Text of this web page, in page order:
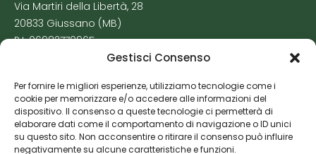
Gestisci Consenso
Per fornire le migliori esperienze, utilizziamo tecnologie come i
cookie per memorizzare e/o accedere alle informazioni del
dispositivo. Il consenso a queste tecnologie ci permetterà di
elaborare dati come il comportamento di navigazione o ID unici
su questo sito. Non acconsentire o ritirare il consenso può influire
negativamente su alcune caratteristiche e funzioni.
Via Martiri della Libertà, 28
20833 Giussano (MB)
P.I. 06982770965
Cookie Policy
Risorse Aggiuntive